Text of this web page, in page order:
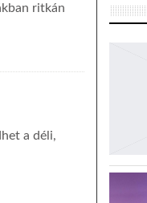
ritkán
a déli,